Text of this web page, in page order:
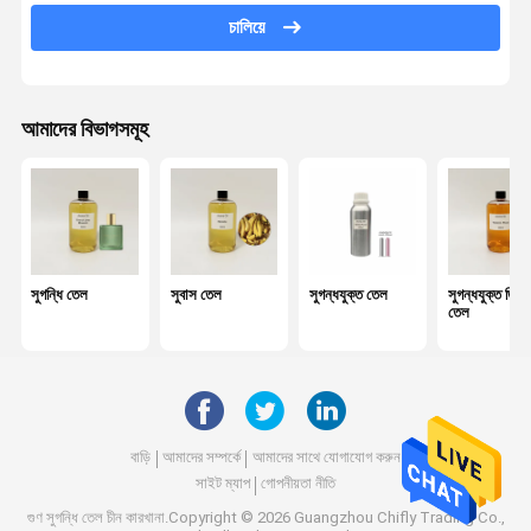
অতিস্বনক ডিফিউজার তেল
সুগন্ধি তেল
চালিয়ে
আমাদের বিভাগসমূহ
সুগন্ধি তেল সুবাস তেল সুগন্ধযুক্ত তেল
সুগন্ধযুক্ত
তেল
বাড়ি আমাদের সম্পর্কে
আমাদের সাথে যোগাযোগ করুন
সাইট ম্যাপ
গোপনীয়তা নীতি
গুণ সুগন্ধি তেল চীন কারখানা.Copyright © 2026 Guangzhou Chifly Trading Co.,